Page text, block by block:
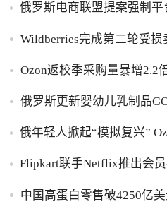
俄罗斯电商联盟提案强制
Wildberries完成第二轮受损
Ozon返校季采购量暴增2.2
俄罗斯更新婴幼儿乳制品
俄年轻人掀起“模拟复兴”
Flipkart联手Netflix推出会
中国高蛋白零售破4250亿